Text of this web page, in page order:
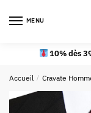
MENU
10% dès
Accueil / Cravate